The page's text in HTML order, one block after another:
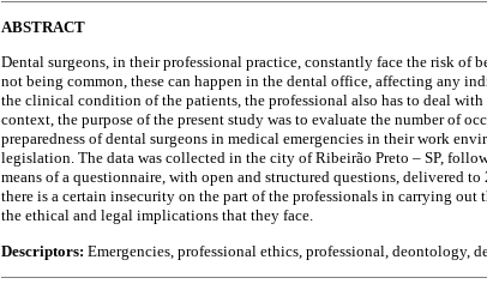
ABSTRACT
Dental surgeons, in their professional practice, constantly face the risk of
not being common, these can happen in the dental office, affecting any
the clinical condition of the patients, the professional also has to deal
context, the purpose of the present study was to evaluate the number of
preparedness of dental surgeons in medical emergencies in their work
legislation. The data was collected in the city of Ribeirão Preto – SP,
means of a questionnaire, with open and structured questions, delivered
there is a certain insecurity on the part of the professionals in carrying
the ethical and legal implications that they face.
Descriptors: Emergencies, professional ethics, professional, deontology,